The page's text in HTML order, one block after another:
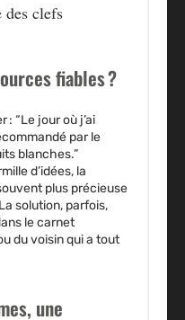
des clefs
fiables ?
“Le jour où j’ai
par le
blanches.”
d’idées, la
plus précieuse
solution, parfois,
le carnet
du voisin qui a tout
une